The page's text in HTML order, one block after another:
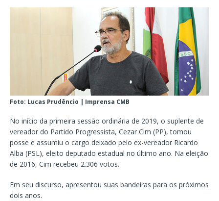
Foto: Lucas Prudêncio | Imprensa CMB
No início da primeira sessão ordinária de 2019, o suplente de
vereador do Partido Progressista, Cezar Cim (PP), tomou
posse e assumiu o cargo deixado pelo ex-vereador Ricardo
Alba (PSL), eleito deputado estadual no último ano. Na eleição
de 2016, Cim recebeu 2.306 votos.
Em seu discurso, apresentou suas bandeiras para os próximos
dois anos.